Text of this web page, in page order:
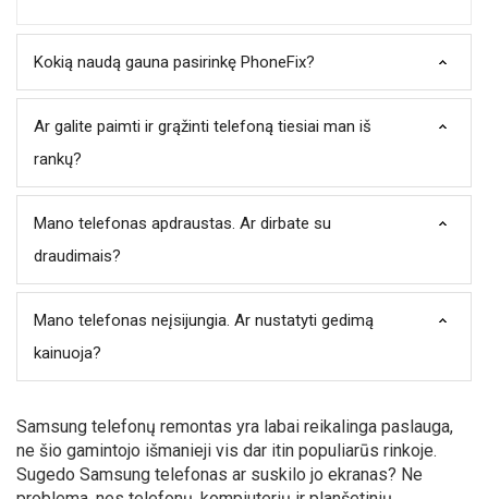
Kokią naudą gauna pasirinkę PhoneFix?
Ar galite paimti ir grąžinti telefoną tiesiai man iš
rankų?
Mano telefonas apdraustas. Ar dirbate su
draudimais?
Mano telefonas neįsijungia. Ar nustatyti gedimą
kainuoja?
Samsung telefonų remontas yra labai reikalinga paslauga,
ne šio gamintojo išmanieji vis dar itin populiarūs rinkoje.
Sugedo Samsung telefonas ar suskilo jo ekranas? Ne